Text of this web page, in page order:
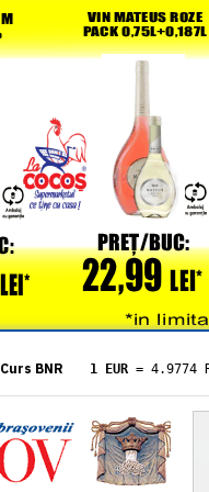
Curs BNR 1 EUR = 4.9774
= 5.8304
1 XAU= 464.4611
1 AED= 1.1933
1 AUD= 2.7957
1 BGN= 2.5449